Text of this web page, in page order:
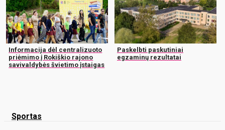
Informacija dėl centralizuoto
priėmimo į Rokiškio rajono
savivaldybės švietimo įstaigas
Paskelbti paskutiniai
egzaminų rezultatai
Sportas